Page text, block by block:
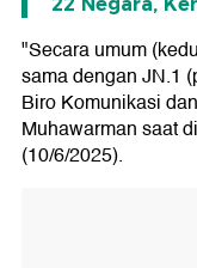
"Secara umum
sama dengan JN.1
Biro Komunikasi
Muhawarman saat
(10/6/2025).